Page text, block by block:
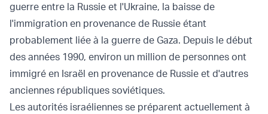
guerre entre la Russie et l'Ukraine, la baisse de
l'immigration en provenance de Russie étant
probablement liée à la guerre de Gaza. Depuis le début
des années 1990, environ un million de personnes ont
immigré en Israël en provenance de Russie et d'autres
anciennes républiques soviétiques.
Les autorités israéliennes se préparent actuellement à